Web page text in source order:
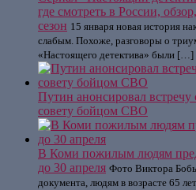
где смотреть в России,
сезон 15 января новая история
слабым. Похоже, разговоры о
«Настоящего детектива» были […]
Путин анонсировал
совету бойцом СВО
В Коми пожилым людям
до 30 апреля Фото Виктора
документа, людям в возрасте 65